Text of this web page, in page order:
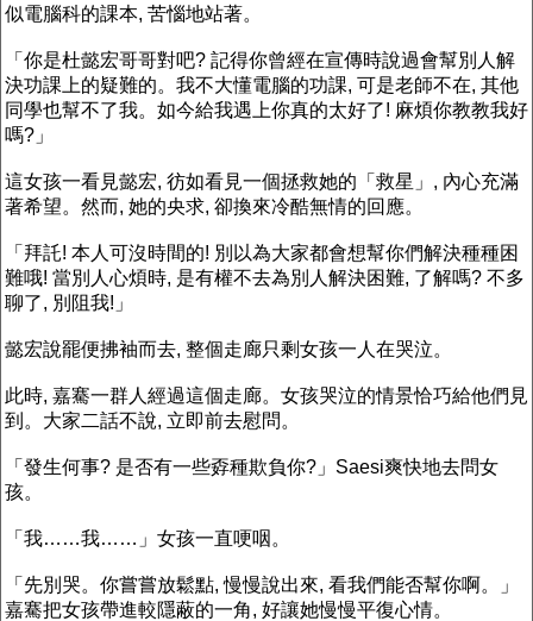
似電腦科的課本, 苦惱地站著。
「你是杜懿宏哥哥對吧? 記得你曾經在宣傳時說過會幫別人解
決功課上的疑難的。我不大懂電腦的功課, 可是老師不在, 其他
同學也幫不了我。如今給我遇上你真的太好了! 麻煩你教教我好
嗎?」
這女孩一看見懿宏, 彷如看見一個拯救她的「救星」, 內心充滿
著希望。然而, 她的央求, 卻換來冷酷無情的回應。
「拜託! 本人可沒時間的! 別以為大家都會想幫你們解決種種困
難哦! 當別人心煩時, 是有權不去為別人解決困難, 了解嗎? 不多
聊了, 別阻我!」
懿宏說罷便拂袖而去, 整個走廊只剩女孩一人在哭泣。
此時, 嘉騫一群人經過這個走廊。女孩哭泣的情景恰巧給他們見
到。大家二話不說, 立即前去慰問。
「發生何事? 是否有一些孬種欺負你?」Saesi爽快地去問女
孩。
「我……我……」女孩一直哽咽。
「先別哭。你嘗嘗放鬆點, 慢慢說出來, 看我們能否幫你啊。」
嘉騫把女孩帶進較隱蔽的一角, 好讓她慢慢平復心情。